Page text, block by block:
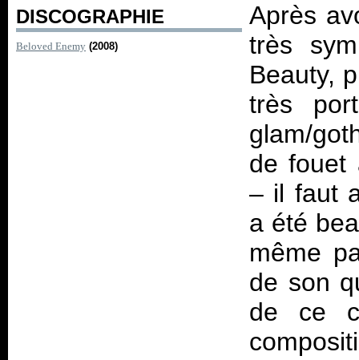
DISCOGRAPHIE
Beloved Enemy (2008)
Après
très
Beauty,
très
glam/
de fouet
– il faut
a été
même
de son
de ce